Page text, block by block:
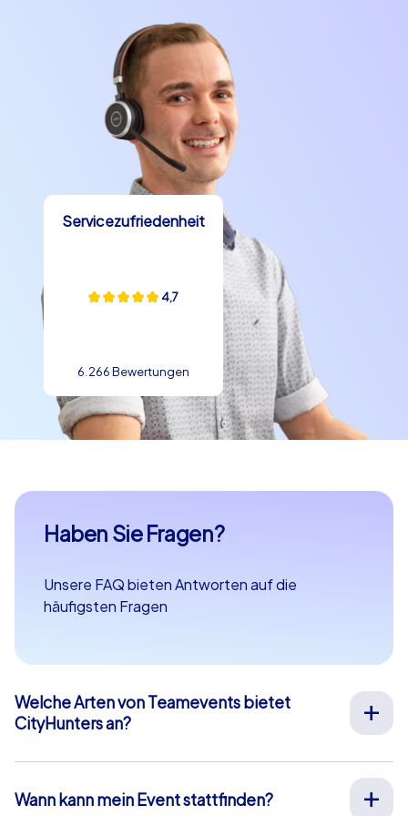
Servicezufriedenheit
4,7
6.266 Bewertungen
Haben Sie Fragen?
Unsere FAQ bieten Antworten auf die
häufigsten Fragen
Welche Arten von Teamevents bietet
CityHunters an?
Teambuilding, Betriebsausflüge, Weihnachtsfeiern und
mehr an Ihrem Wunschort in ganz Europa an. Unsere
Events werden von erfahrenen Guides durchgeführt,
Wann kann mein Event stattfinden?